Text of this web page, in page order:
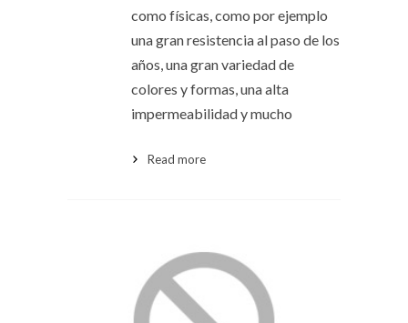
como físicas, como por ejemplo
una gran resistencia al paso de los
años, una gran variedad de
colores y formas, una alta
impermeabilidad y mucho
Read more